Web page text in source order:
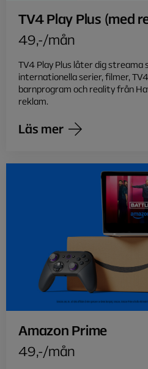
TV4 Play Plus (med
49,-/mån
TV4 Play Plus låter dig streama
internationella serier, filmer,
barnprogram och reality från
reklam.
Läs mer
Amazon Prime
49,-/mån